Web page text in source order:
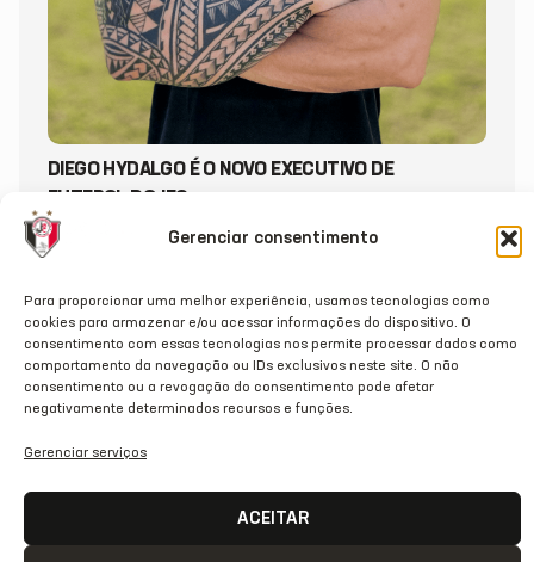
Gerenciar consentimento
Para proporcionar uma melhor experiência, usamos tecnologias como
cookies para armazenar e/ou acessar informações do dispositivo. O
consentimento com essas tecnologias nos permite processar dados como
comportamento da navegação ou IDs exclusivos neste site. O não
consentimento ou a revogação do consentimento pode afetar
negativamente determinados recursos e funções.
Gerenciar serviços
ACEITAR
DIEGO HYDALGO É O NOVO EXECUTIVO DE
20/07/2026